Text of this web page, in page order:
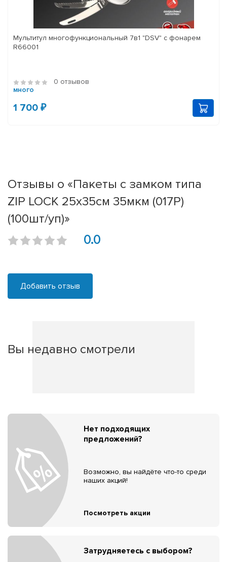
Мультитул многофункциональный 7в1 "DSV" с фонарем
R66001
0 отзывов
много
1 700 ₽
Отзывы о «Пакеты с замком типа
ZIP LOCK 25х35см 35мкм (017Р)
(100шт/уп)»
0.0
Добавить отзыв
Вы недавно смотрели
Нет подходящих
предложений?
Возможно, вы найдёте что-то среди
наших акций!
Посмотреть акции
Затрудняетесь с выбором?